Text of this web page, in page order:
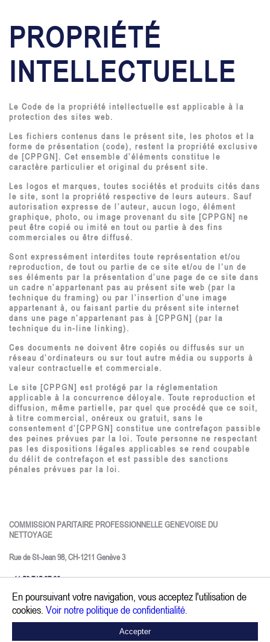
PROPRIÉTÉ
INTELLECTUELLE
Le Code de la propriété intellectuelle est applicable à la
protection des sites web.
Les fichiers contenus dans le présent site, les photos et la
forme de présentation (code), restent la propriété exclusive
de [CPPGN]. Cet ensemble d’éléments constitue le
caractère particulier et original du présent site.
Les logos et marques, toutes sociétés et produits cités dans
le site, sont la propriété respective de leurs auteurs. Sauf
autorisation expresse de l’auteur, aucun logo, élément
graphique, photo, ou image provenant du site [CPPGN] ne
peut être copié ou imité en tout ou partie à des fins
commerciales ou être diffusé.
Sont expressément interdites toute représentation et/ou
reproduction, de tout ou partie de ce site et/ou de l’un de
ses éléments par la présentation d’une page de ce site dans
un cadre n’appartenant pas au présent site web (par la
technique du framing) ou par l’insertion d’une image
appartenant à, ou faisant partie du présent site internet
dans une page n’appartenant pas à [CPPGN] (par la
technique du in-line linking).
Ces documents ne doivent être copiés ou diffusés sur un
réseau d’ordinateurs ou sur tout autre média ou supports à
valeur contractuelle et commerciale.
Le site [CPPGN] est protégé par la réglementation
applicable à la concurrence déloyale. Toute reproduction et
diffusion, même partielle, par quel que procédé que ce soit,
à titre commercial, onéreux ou gratuit, sans le
consentement d’[CPPGN] constitue une contrefaçon passible
des peines prévues par la loi. Toute personne ne respectant
pas les dispositions légales applicables se rend coupable
du délit de contrefaçon et est passible des sanctions
pénales prévues par la loi.
COMMISSION PARITAIRE PROFESSIONNELLE GENEVOISE DU
NETTOYAGE
Rue de St-Jean 98, CH-1211 Genève 3
+41 58 715 37 00
info@nettoya-ge.ch
Politique de confidentialité.
En poursuivant votre navigation, vous acceptez l'utilisation de
cookies. Voir notre politique de confidentialité.
Accepter